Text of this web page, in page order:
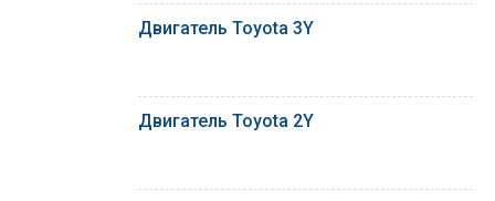
Двигатель Toyota 3Y
Двигатель Toyota 2Y